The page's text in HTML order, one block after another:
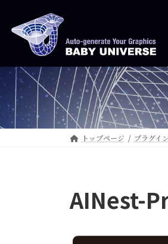
ツ
へ
ス
キ
ッ
シ
ョ
ン
に
移
トップページ プラグイ
AINest-